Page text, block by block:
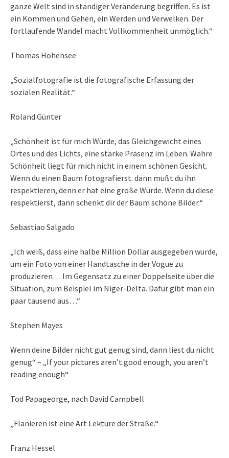
ganze Welt sind in ständiger Veränderung begriffen. Es ist
ein Kommen und Gehen, ein Werden und Verwelken. Der
fortlaufende Wandel macht Vollkommenheit unmöglich.“
Thomas Hohensee
„Sozialfotografie ist die fotografische Erfassung der
sozialen Realität.“
Roland Günter
„Schönheit ist für mich Würde, das Gleichgewicht eines
Ortes und des Lichts, eine starke Präsenz im Leben. Wahre
Schönheit liegt für mich nicht in einem schönen Gesicht.
Wenn du einen Baum fotografierst. dann mußt du ihn
respektieren, denn er hat eine große Würde. Wenn du diese
respektierst, dann schenkt dir der Baum schöne Bilder.“
Sebastiao Salgado
„Ich weiß, dass eine halbe Million Dollar ausgegeben wurde,
um ein Foto von einer Handtasche in der Vogue zu
produzieren… Im Gegensatz zu einer Doppelseite über die
Situation, zum Beispiel im Niger-Delta. Dafür gibt man ein
paar tausend aus…“
Stephen Mayes
Wenn deine Bilder nicht gut genug sind, dann liest du nicht
genug“ – „If your pictures aren’t good enough, you aren’t
reading enough“
Tod Papageorge, nach David Campbell
„Flanieren ist eine Art Lektüre der Straße.“
Franz Hessel